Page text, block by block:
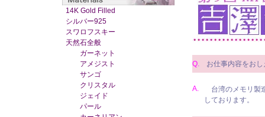
14K Gold Filled
シルバー925
スワロフスキー
天然石全般
ガーネット
アメジスト
サンゴ
クリスタル
ジェイド
パール
Q. お仕事内容をおし
A.
台湾のメモリ製
しております。